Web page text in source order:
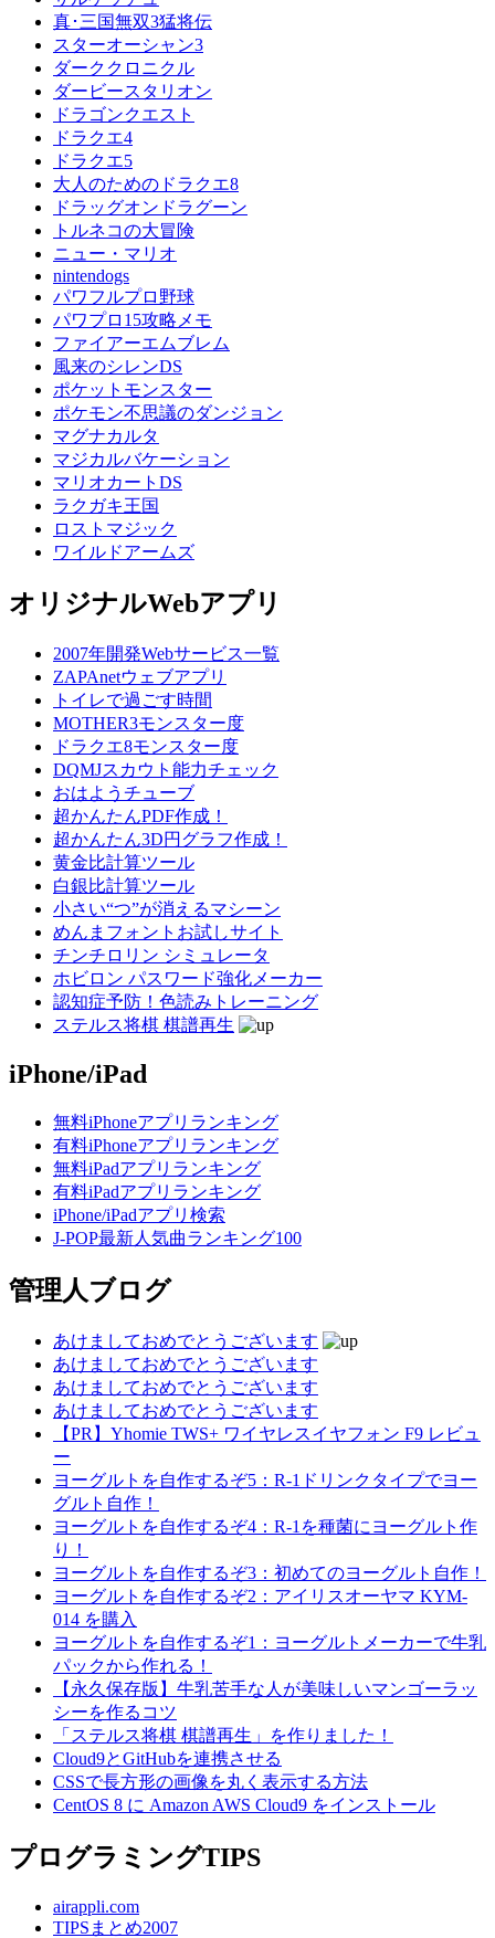
真･三国無双3猛将伝
スターオーシャン3
ダーククロニクル
ダービースタリオン
ドラゴンクエスト
ドラクエ4
ドラクエ5
大人のためのドラクエ8
ドラッグオンドラグーン
トルネコの大冒険
ニュー・マリオ
nintendogs
パワフルプロ野球
パワプロ15攻略メモ
ファイアーエムブレム
風来のシレンDS
ポケットモンスター
ポケモン不思議のダンジョン
マグナカルタ
マジカルバケーション
マリオカートDS
ラクガキ王国
ロストマジック
ワイルドアームズ
オリジナルWebアプリ
2007年開発Webサービス一覧
ZAPAnetウェブアプリ
トイレで過ごす時間
MOTHER3モンスター度
ドラクエ8モンスター度
DQMJスカウト能力チェック
おはようチューブ
超かんたんPDF作成！
超かんたん3D円グラフ作成！
黄金比計算ツール
白銀比計算ツール
小さい“つ”が消えるマシーン
めんまフォントお試しサイト
チンチロリン シミュレータ
ホビロン パスワード強化メーカー
認知症予防！色読みトレーニング
ステルス将棋 棋譜再生
iPhone/iPad
無料iPhoneアプリランキング
有料iPhoneアプリランキング
無料iPadアプリランキング
有料iPadアプリランキング
iPhone/iPadアプリ検索
J-POP最新人気曲ランキング100
管理人ブログ
あけましておめでとうございます
あけましておめでとうございます
あけましておめでとうございます
あけましておめでとうございます
【PR】Yhomie TWS+ ワイヤレスイヤフォン F9 レビュ
ー
ヨーグルトを自作するぞ5：R-1ドリンクタイプでヨー
グルト自作！
ヨーグルトを自作するぞ4：R-1を種菌にヨーグルト作
り！
ヨーグルトを自作するぞ3：初めてのヨーグルト自作！
ヨーグルトを自作するぞ2：アイリスオーヤマ KYM-
014 を購入
ヨーグルトを自作するぞ1：ヨーグルトメーカーで牛乳
パックから作れる！
【永久保存版】牛乳苦手な人が美味しいマンゴーラッ
シーを作るコツ
「ステルス将棋 棋譜再生」を作りました！
Cloud9とGitHubを連携させる
CSSで長方形の画像を丸く表示する方法
CentOS 8 に Amazon AWS Cloud9 をインストール
プログラミングTIPS
airappli.com
TIPSまとめ2007